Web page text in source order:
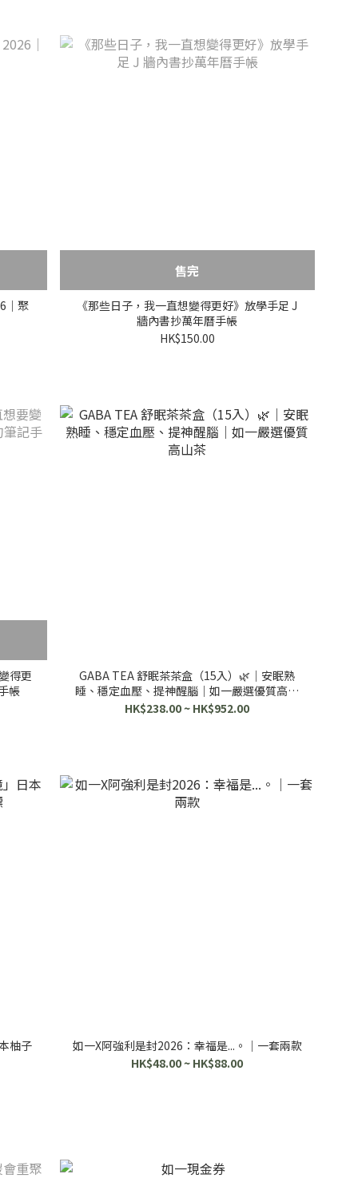
｜聚
售完
《那些日子，我一直想變得更好》放學手足 J
牆內書抄萬年曆手帳
HK$150.00
得更
帳
GABA TEA 舒眠茶茶盒（15入）🌿｜安眠熟
睡、穩定血壓、提神醒腦｜如一嚴選優質高山
茶
HK$238.00 ~ HK$952.00
柚子
如一X阿強利是封2026：幸福是...。｜一套兩款
HK$48.00 ~ HK$88.00